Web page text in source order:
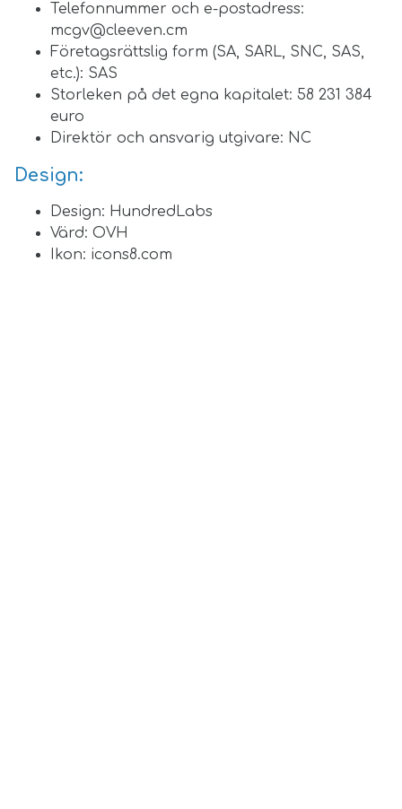
Telefonnummer och e-postadress:
mcgv@cleeven.cm
Företagsrättslig form (SA, SARL, SNC, SAS,
etc.): SAS
Storleken på det egna kapitalet: 58 231 384
euro
Direktör och ansvarig utgivare: NC
Design:
Design: HundredLabs
Värd: OVH
Ikon: icons8.com